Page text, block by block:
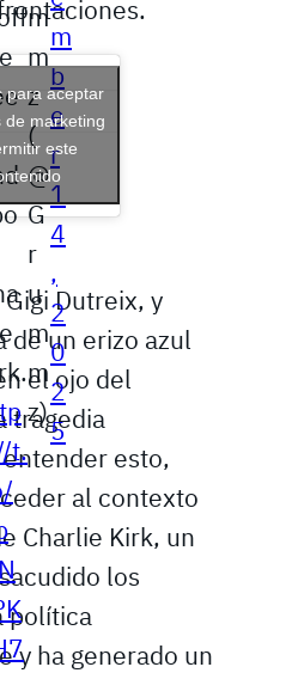
t.
m
m
z
(
@
G
r
u
m
m
z)
m
b
e
r
1
4
,
2
0
2
5
para aceptar
de marketing
este
Dutreix, y
de un erizo azul
el ojo del
tragedia
esto,
al contexto
Charlie Kirk, un
los
política
y ha generado un